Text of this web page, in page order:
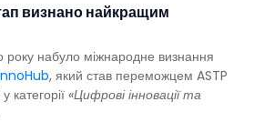
визнано найкращим
року набуло міжнародне визнання
, який став переможцем ASTP
«Цифрові інновації та